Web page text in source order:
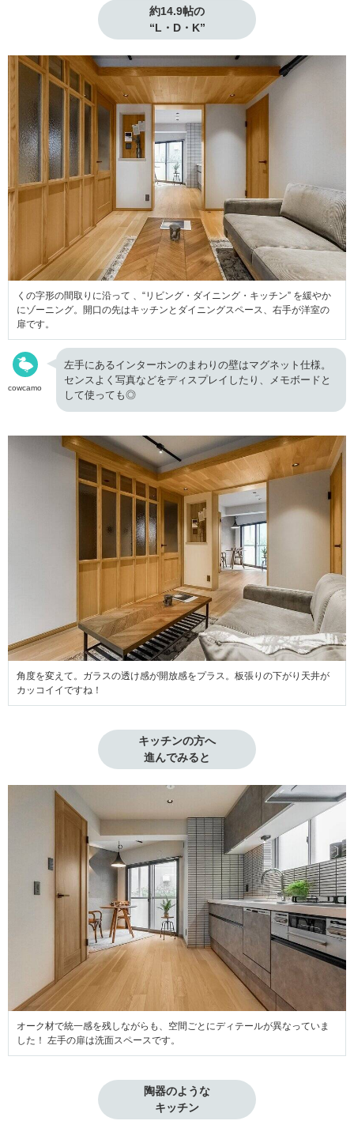
約14.9帖の
“L・D・K”
くの字形の間取りに沿って 、“リビング・ダイニング・キッチン” を緩やか
にゾーニング。開口の先はキッチンとダイニングスペース、右手が洋室の
扉です。
cowcamo
左手にあるインターホンのまわりの壁はマグネット仕様。
センスよく写真などをディスプレイしたり、メモボードと
して使っても◎
角度を変えて。ガラスの透け感が開放感をプラス。板張りの下がり天井が
カッコイイですね！
キッチンの方へ
進んでみると
オーク材で統一感を残しながらも、空間ごとにディテールが異なっていま
した！ 左手の扉は洗面スペースです。
陶器のような
キッチン